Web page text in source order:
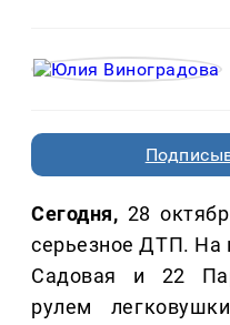
Сегодня, 28
серьезное ДТП. На
Садовая и 22
рулем